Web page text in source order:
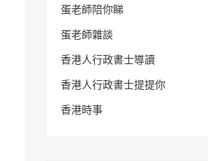
蛋老師陪你睇
蛋老師雜談
香港人行政書士導讀
香港人行政書士提提你
香港時事